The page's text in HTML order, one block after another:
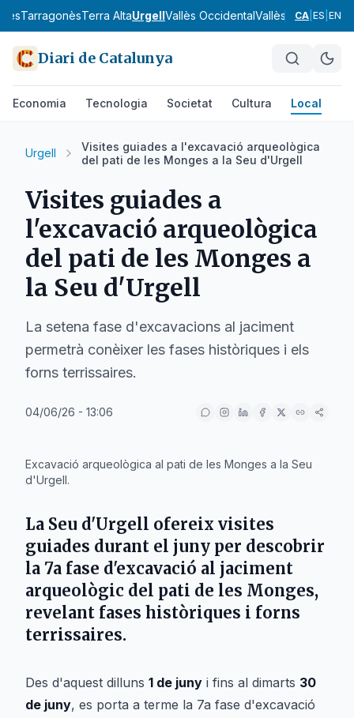
TarragonèsTerra AltaUrgellVallès OccidentalVallès OrientalAlt
CA ES EN
Diari de Catalunya
Economia Tecnologia Societat Cultura Local
Urgell
Visites guiades a l'excavació arqueològica
del pati de les Monges a la Seu d'Urgell
Visites guiades a
l'excavació arqueològica
del pati de les Monges a
la Seu d'Urgell
La setena fase d'excavacions al jaciment
permetrà conèixer les fases històriques i els
forns terrissaires.
04/06/26 - 13:06
Excavació arqueològica al pati de les Monges a la Seu
d'Urgell.
La Seu d'Urgell ofereix visites
guiades durant el juny per descobrir
la 7a fase d'excavació al jaciment
arqueològic del pati de les Monges,
revelant fases històriques i forns
terrissaires.
Des d'aquest dilluns 1 de juny i fins al dimarts 30
de juny, es porta a terme la 7a fase d'excavació